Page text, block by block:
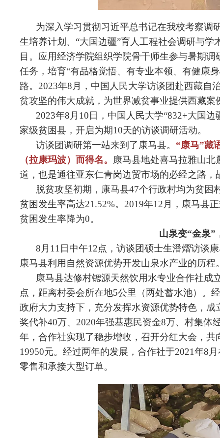
为深入学习贯彻习近平总书记在我校考察调
生培养计划、“大国边疆”育人工程社会调研与
目。应用经济学院组织学院骨干师生参与暑期
任务，培育“有品格觉悟、有专业本领、有健康
路。2023年8月，中国人民大学访谈团赴西藏自
贫攻坚的伟大成就，为世界减贫事业提供西藏案
2023年8月10日，中国人民大学“832+大国边
家级贫困县，开启为期10天的访谈调研活动。
访谈团调研第一站来到了康马县。 “康马”藏
（拉康玛波）而得名。 康马县地处喜马拉雅山
道，也是通往亚东仁青岗边贸市场的必经之路，
脱贫攻坚初期，康马县47个行政村均为贫困
贫困发生率高达21.52%。2019年12月，康马县
贫困发生率降为0。
山泉变“金泉”
8月11日中午12点，访谈团硕士生潘熠访谈
康马县利用自然资源优势开发山泉水产业的历程
康马县达修村锶源天然饮用水专业合作社成
点，距离村委会所在地5公里（两处蓄水池）。
政府大力支持下，充分发挥水资源优势特色，
奖代补40万、2020年强基惠民资金8万、村集体
年，合作社实现了稳步增收，召开分红大会，
19950元。经过两年的发展，合作社于2021年8
零售和承接大型订单。